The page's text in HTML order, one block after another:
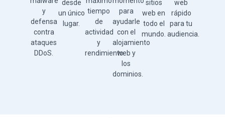
y
defensa
contra
ataques
DDoS.
desde
un único
lugar.
tiempo
de
actividad
y
rendimiento.
para
ayudarle
con el
alojamiento
web y
los
dominios.
sitios
web en
todo el
mundo.
web
rápido
para tu
audiencia.